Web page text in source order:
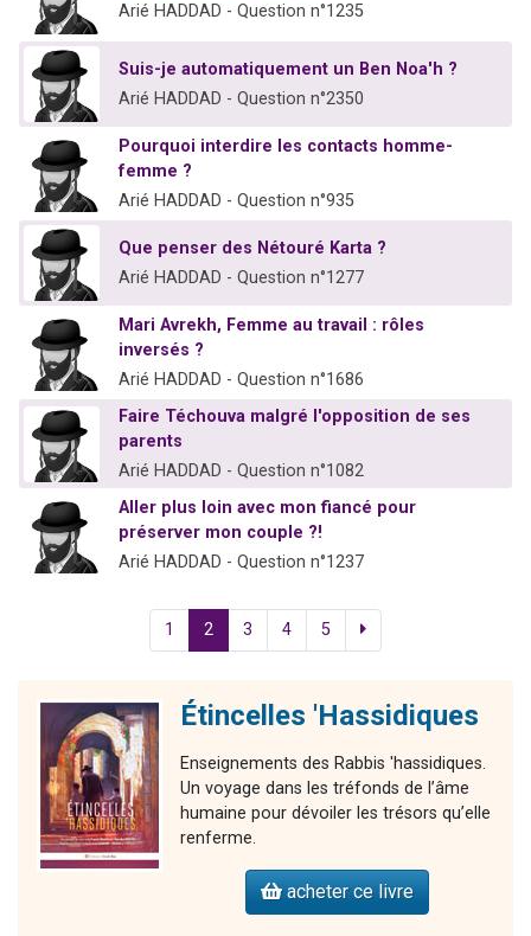
Arié HADDAD - Question n°1235
Suis-je automatiquement un Ben Noa'h ?
Arié HADDAD - Question n°2350
Pourquoi interdire les contacts homme-
femme ?
Arié HADDAD - Question n°935
Que penser des Nétouré Karta ?
Arié HADDAD - Question n°1277
Mari Avrekh, Femme au travail : rôles
inversés ?
Arié HADDAD - Question n°1686
Faire Téchouva malgré l'opposition de ses
parents
Arié HADDAD - Question n°1082
Aller plus loin avec mon fiancé pour
préserver mon couple ?!
Arié HADDAD - Question n°1237
1 2 3 4 5
Étincelles 'Hassidiques
Enseignements des Rabbis 'hassidiques.
Un voyage dans les tréfonds de l’âme
humaine pour dévoiler les trésors qu’elle
renferme.
acheter ce livre